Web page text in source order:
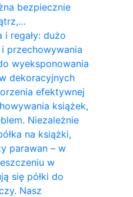
bezpiecznie
i regały: dużo
przechowywania
wyeksponowania
dekoracyjnych
efektywnej
książek,
Niezależnie
na książki,
parawan – w
w
się półki do
Nasz